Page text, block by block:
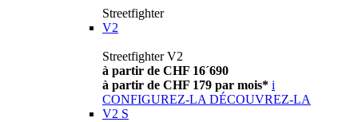
Streetfighter
V2
Streetfighter V2
à partir de CHF 16´690
à partir de CHF 179 par mois* i
CONFIGUREZ-LA DÉCOUVREZ-LA
V2 S